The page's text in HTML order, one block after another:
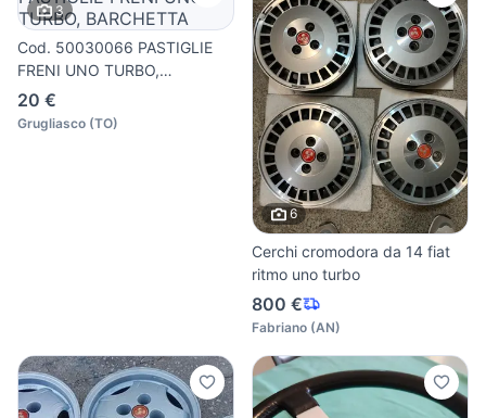
3
Cod. 50030066 PASTIGLIE
FRENI UNO TURBO,
BARCHETTA
20 €
Grugliasco (TO)
6
Cerchi cromodora da 14 fiat
ritmo uno turbo
800 €
Fabriano (AN)